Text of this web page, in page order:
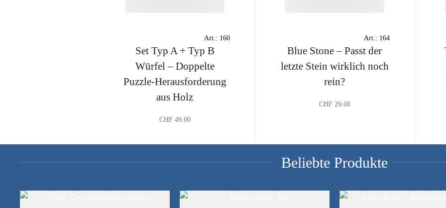
Art.: 160
Set Typ A + Typ B
Würfel – Doppelte
Puzzle-Herausforderung
aus Holz
CHF49.00
Art.: 164
Blue Stone – Passt der
letzte Stein wirklich noch
rein?
CHF29.00
Beliebte Produkte